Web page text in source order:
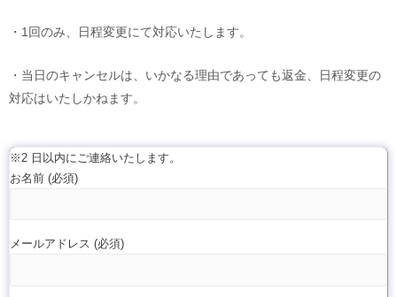
・1回のみ、日程変更にて対応いたします。
・当日のキャンセルは、いかなる理由であっても返金、日程変更の
対応はいたしかねます。
※2 日以内にご連絡いたします。
お名前 (必須)
メールアドレス (必須)